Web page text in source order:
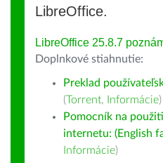
LibreOffice.
LibreOffice 25.8.7
Doplnkové stiahnutie:
Preklad
(Torrent, Informácie)
Pomocník na
internetu: (English
Informácie)